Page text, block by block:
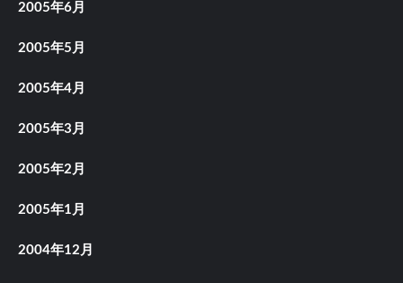
2005年6月
2005年5月
2005年4月
2005年3月
2005年2月
2005年1月
2004年12月